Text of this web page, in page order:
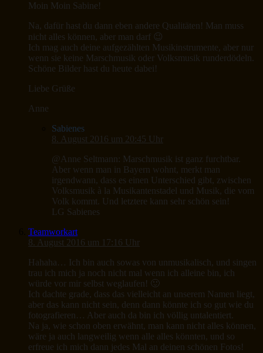
Moin Moin Sabine!
Na, dafür hast du dann eben andere Qualitäten! Man muss
nicht alles können, aber man darf 😉
Ich mag auch deine aufgezählten Musikinstrumente, aber nur
wenn sie keine Marschmusik oder Volksmusik runderdödeln.
Schöne Bilder hast du heute dabei!
Liebe Grüße
Anne
Sabienes
8. August 2016 um 20:45 Uhr
@Anne Seltmann: Marschmusik ist ganz furchtbar.
Aber wenn man in Bayern wohnt, merkt man
irgendwann, dass es einen Unterschied gibt, zwischen
Volksmusik à la Musikantenstadel und Musik, die vom
Volk kommt. Und letztere kann sehr schön sein!
LG Sabienes
Teamworkart
8. August 2016 um 17:16 Uhr
Hahaha… Ich bin auch sowas von unmusikalisch, und singen
trau ich mich ja noch nicht mal wenn ich alleine bin, ich
würde vor mir selbst weglaufen! 🙂
Ich dachte grade, dass das vielleicht an unserem Namen liegt,
aber das kann nicht sein, denn dann könnte ich so gut wie du
fotografieren… Aber auch da bin ich völlig untalentiert.
Na ja, wie schon oben erwähnt, man kann nicht alles können,
wäre ja auch langweilig wenn alle alles könnten, und so
erfreue ich mich dann jedes Mal an deinen schönen Fotos!